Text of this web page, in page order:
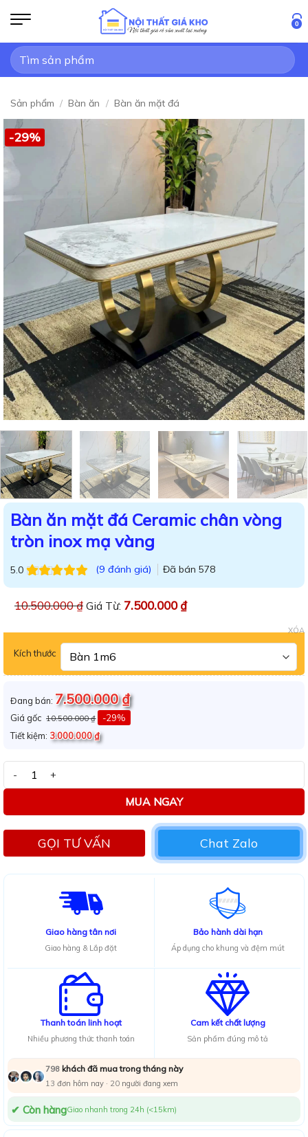
qua
nội
dung
0
Tìm
kiếm:
Sản phẩm / Bàn ăn / Bàn ăn mặt đá
-29%
Bàn ăn mặt đá Ceramic chân vòng
tròn inox mạ vàng
5.0
5.0trên 5
9
giá
(9 đánh giá) Đã bán 578
10.500.000₫ Giá Từ: 7.500.000₫
Kích thước
XÓA
Đang bán: 7.500.000₫
Giá gốc 10.500.000₫
-29%
Tiết kiệm: 3.000.000₫
Bàn ăn mặt đá Ceramic chân vòng tròn inox mạ vàng số lượng
MUA NGAY
GỌI TƯ VẤN Chat Zalo
Giao hàng tân nơi
Giao hàng & Lắp đặt
Bảo hành dài hạn
Áp dụng cho khung và đệm mút
Thanh toán linh hoạt
Nhiều phương thức thanh toán
Cam kết chất lượng
Sản phẩm đúng mô tả
798 khách đã mua trong tháng này
13 đơn hôm nay · 20 người đang xem
✔ Còn hàngGiao nhanh trong 24h (<15km)